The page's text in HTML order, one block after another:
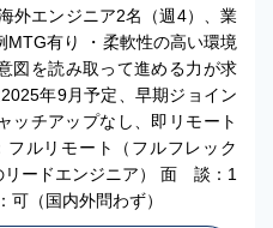
外エンジニア2名（週4）、業
有り ・柔軟性の高い環境
図を読み取って進める力が求
年9月予定、早期ジョイン
ッチアップなし、即リモート
ルリモート（フルフレック
ードエンジニア） 面 談：1
（国内外問わず）